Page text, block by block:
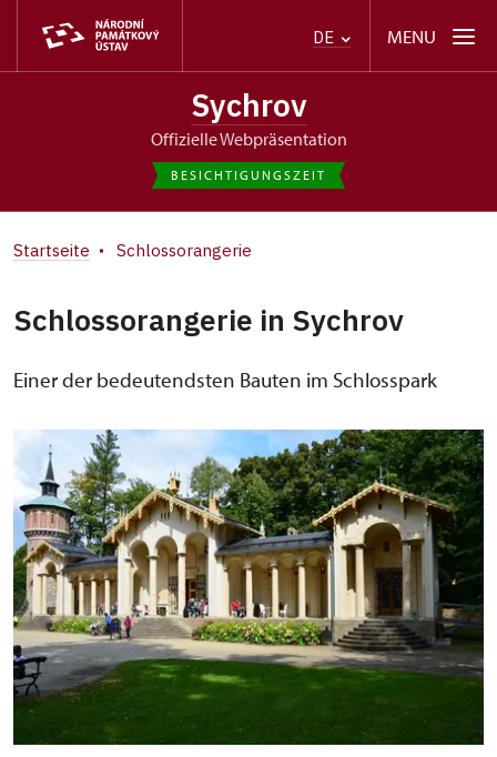
DE MENU
Sychrov
offizielle Webpräsentation
BESICHTIGUNGSZEIT
Startseite Schlossorangerie
Schlossorangerie in Sychrov
Einer der bedeutendsten Bauten im Schlosspark